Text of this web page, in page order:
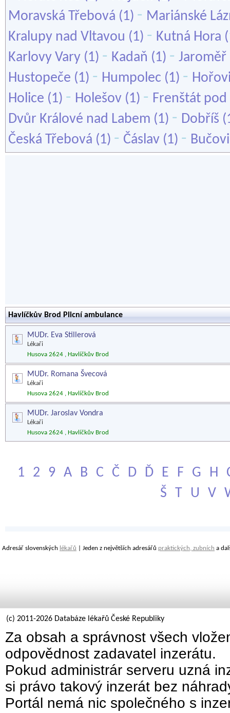
Moravská Třebová (1) - Mariánské
Kralupy nad Vltavou (1) - Kutná Hora
Karlovy Vary (1) - Kadaň (1) - Jaroměř
Hustopeče (1) - Humpolec (1) -
Holice (1) - Holešov (1) - Frenštát
Dvůr Králové nad Labem (1) - Dobříš
Česká Třebová (1) - Čáslav (1) -
Havlíčkův Brod Plicní ambulance
MUDr. Eva Stillerová
Lékaři
Husova 2624 , Havlíčkův Brod
MUDr. Romana Švecová
Lékaři
Husova 2624 , Havlíčkův Brod
MUDr. Jaroslav Vondra
Lékaři
Husova 2624 , Havlíčkův Brod
1 2 9 A B C Č D Ď E F G H
Š
T U V
Adresář slovenských lékařů | Jeden z největších adresářů praktických, zubních a
(c) 2011-2026 Databáze lékařů České Republiky
Za obsah a správnost všech
odpovědnost zadavatel inzerátu.
Pokud administrár serveru uzná
si právo takový inzerát bez
Portál nemá nic společného s